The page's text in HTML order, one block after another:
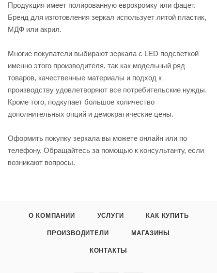
Продукция имеет полированную еврокромку или фацет.
Бренд для изготовления зеркал использует литой пластик,
МДФ или акрил.
Многие покупатели выбирают зеркала с LED подсветкой
именно этого производителя, так как модельный ряд
товаров, качественные материалы и подход к
производству удовлетворяют все потребительские нужды.
Кроме того, подкупает большое количество
дополнительных опций и демократические цены.
Оформить покупку зеркала вы можете онлайн или по
телефону. Обращайтесь за помощью к консультанту, если
возникают вопросы.
О КОМПАНИИ УСЛУГИ КАК КУПИТЬ
ПРОИЗВОДИТЕЛИ МАГАЗИНЫ
КОНТАКТЫ